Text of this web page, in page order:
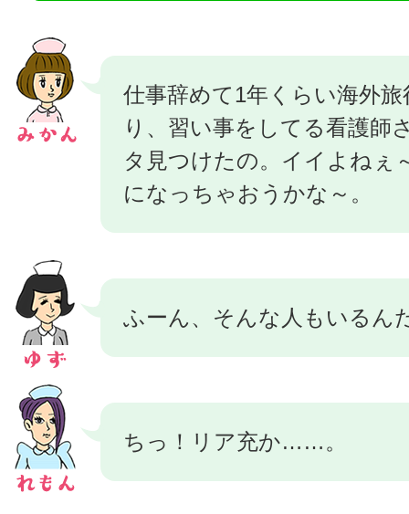
仕事辞めて1年くらい海外
り、習い事をしてる看護師
タ見つけたの。イイよねぇ
になっちゃおうかな～。
ふーん、そんな人もいるん
ちっ！リア充か……。